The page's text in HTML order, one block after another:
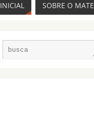
INICIAL SOBRE O MATE